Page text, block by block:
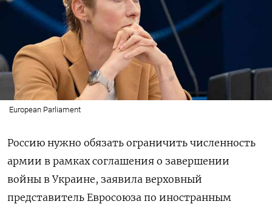
European Parliament
Россию нужно обязать ограничить численность
армии в рамках соглашения о завершении
войны в Украине, заявила верховный
представитель Евросоюза по иностранным